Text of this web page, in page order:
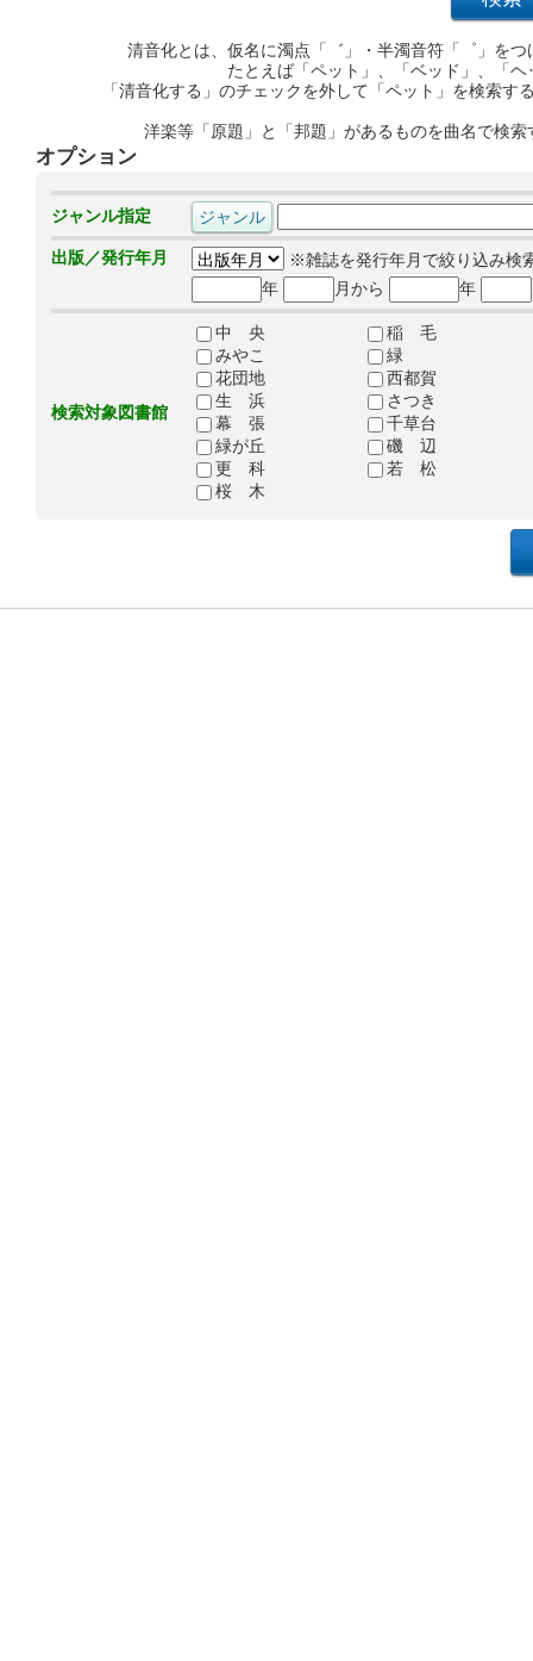
清音化とは、仮名に濁点「゛」・半濁音符「゜」を
たとえば「ペット」、「ベッド」、「
「清音化する」のチェックを外して「ペット」を検索
洋楽等「原題」と「邦題」があるものを曲名で検
オプション
ジャンル指定
出版／発行年月
※雑誌を発行年月で絞り込み検
年
月から 年
検索対象図書館
中 央
稲 毛
みやこ
緑
花団地
西都賀
生 浜
さつき
幕 張
千草台
緑が丘
磯 辺
更 科
若 松
桜 木